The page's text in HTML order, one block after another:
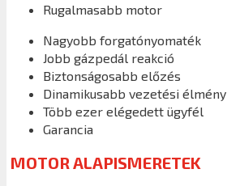
Rugalmasabb motor
Nagyobb forgatónyomaték
Jobb gázpedál reakció
Biztonságosabb előzés
Dinamikusabb vezetési élmény
Több ezer elégedett ügyfél
Garancia
MOTOR ALAPISMERETEK